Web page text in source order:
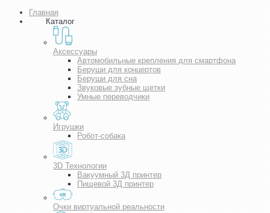
Главная
Каталог
Аксессуары
Автомобильные крепления для смартфона
Беруши для концертов
Беруши для сна
Звуковые зубные щетки
Умные переводчики
Игрушки
Робот-собака
3D Технологии
Вакуумный 3Д принтер
Пищевой 3Д принтер
Очки виртуальной реальности